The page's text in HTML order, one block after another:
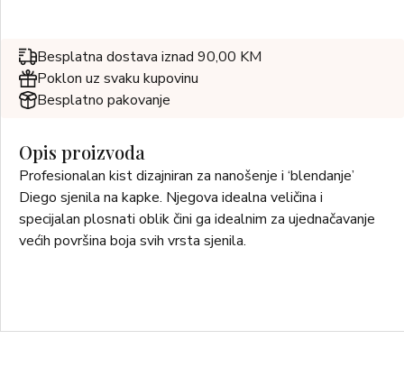
Besplatna dostava iznad 90,00 KM
Poklon uz svaku kupovinu
Besplatno pakovanje
Opis proizvoda
Profesionalan kist dizajniran za nanošenje i ‘blendanje’
Diego sjenila na kapke. Njegova idealna veličina i
specijalan plosnati oblik čini ga idealnim za ujednačavanje
većih površina boja svih vrsta sjenila.